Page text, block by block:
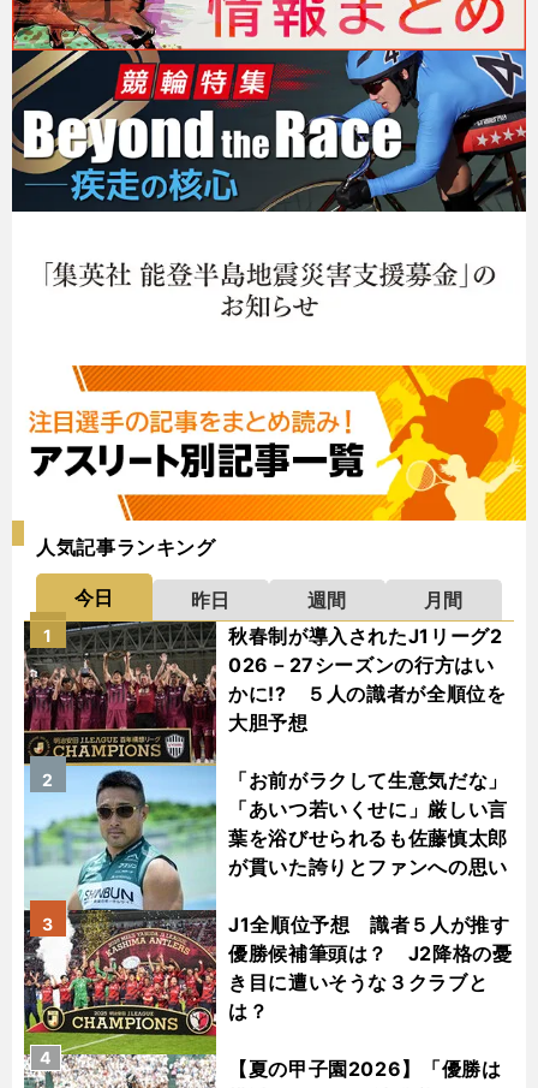
人気記事ランキング
今日 昨日 週間
月間
秋春制が導入されたJ1リーグ2
026－27シーズンの行方はい
かに!? ５人の識者が全順位を
大胆予想
1
「お前がラクして生意気だな」
「あいつ若いくせに」厳しい言
葉を浴びせられるも佐藤慎太郎
が貫いた誇りとファンへの思い
2
J1全順位予想 識者５人が推す
優勝候補筆頭は？ J2降格の憂
き目に遭いそうな３クラブと
は？
3
【夏の甲子園2026】「優勝は
4